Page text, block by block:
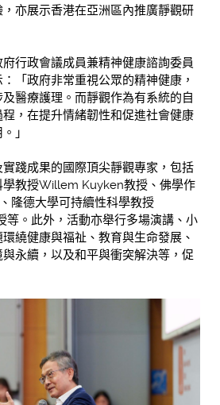
亦展示香港在亞洲區內推廣靜觀研
行政會議成員兼精神健康諮詢委員
「政府非常重視公眾的精神健康，
醫療護理。而靜觀作為有系統的自
，在提升情緒韌性和促進社會健康
」
踐成果的國際頂尖靜觀專家，包括
學教授Willem Kuyken教授、佛學作
隆德大學可持續性科學教授
等。此外，活動亦舉行多場演講、小
繞健康與福祉、教育與生命發展、
永續，以及和平與衝突解決等，促